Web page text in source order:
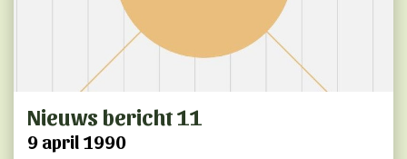
Nieuws bericht 11
9 april 1990